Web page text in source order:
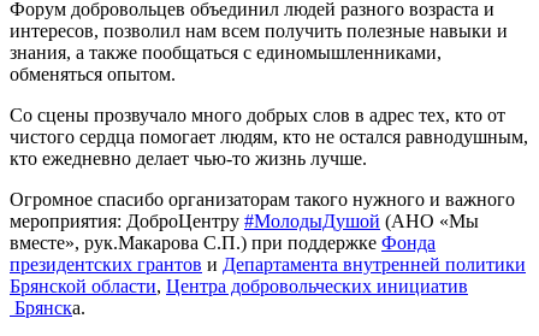
Форум добровольцев объединил людей разного возраста и
интересов, позволил нам всем получить полезные навыки и
знания, а также пообщаться с единомышленниками,
обменяться опытом.
Со сцены прозвучало много добрых слов в адрес тех, кто от
чистого сердца помогает людям, кто не остался равнодушным,
кто ежедневно делает чью-то жизнь лучше.
Огромное спасибо организаторам такого нужного и важного
мероприятия: ДоброЦентру #МолодыДушой (АНО «Мы
вместе», рук.Макарова С.П.) при поддержке Фонда
президентских грантов и Департамента внутренней политики
Брянской области, Центра добровольческих инициатив
Брянска.